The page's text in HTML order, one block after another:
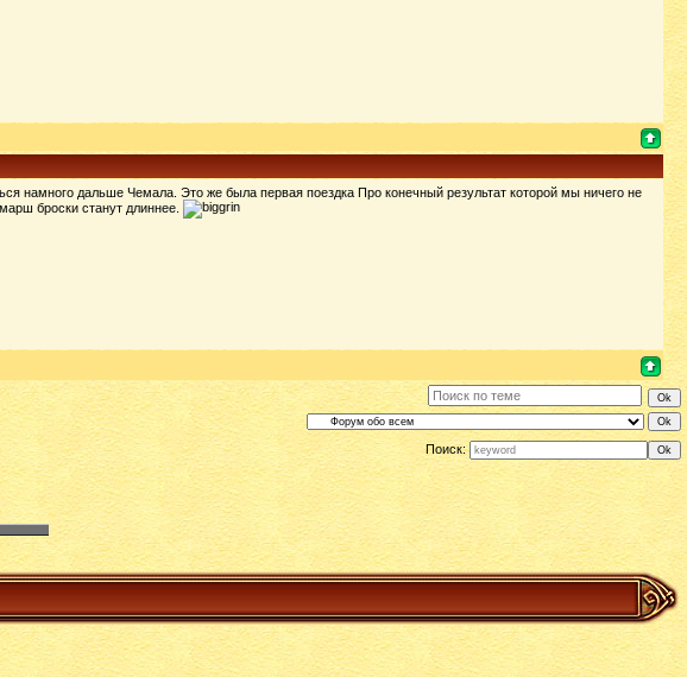
намного дальше Чемала. Это же была первая поездка Про конечный результат которой мы ничего не
броски станут длиннее.
Поиск: